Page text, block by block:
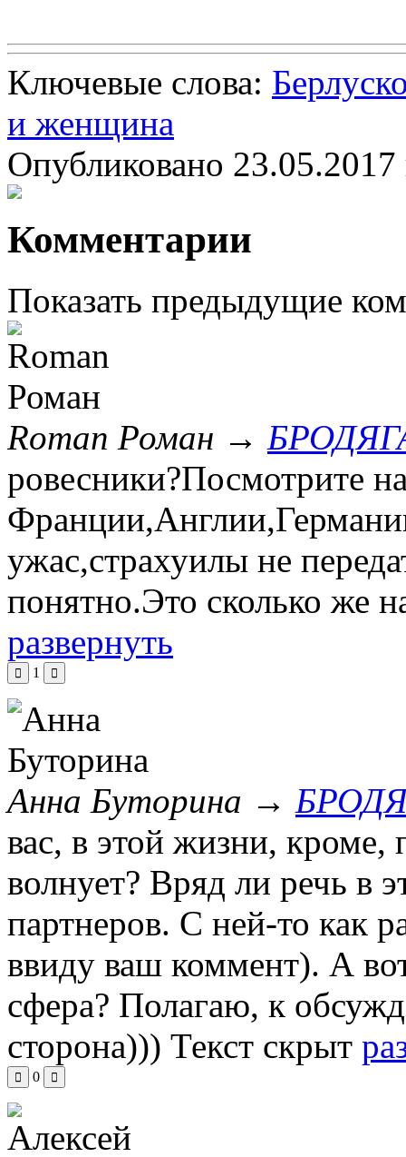
Ключевые слова:
и женщина
Опубликовано 23.05.2017
Комментарии
Показать предыдущие
Roman Роман →
ровесники?Посмотрите
ужас,страхуилы не
понятно.Это сколько же
развернуть
1
Анна Буторина →
вас, в этой жизни, кроме,
волнует? Вряд ли речь в
партнеров. С ней-то как
ввиду ваш коммент). А
сфера? Полагаю, к
сторона))) Текст скрыт
0